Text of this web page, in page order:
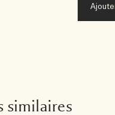
similaires